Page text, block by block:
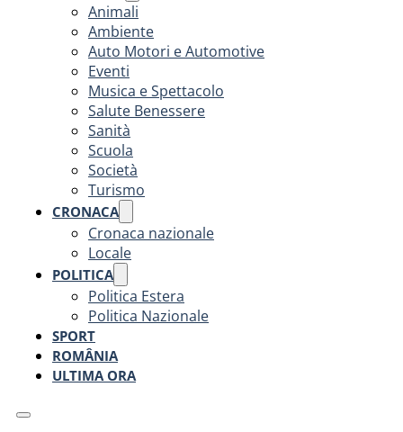
Animali
Ambiente
Auto Motori e Automotive
Eventi
Musica e Spettacolo
Salute Benessere
Sanità
Scuola
Società
Turismo
CRONACA
Cronaca nazionale
Locale
POLITICA
Politica Estera
Politica Nazionale
SPORT
ROMÂNIA
ULTIMA ORA